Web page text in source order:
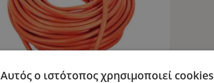
Αυτός ο ιστότοπος χρησιμοποιεί cookies